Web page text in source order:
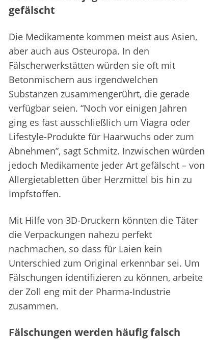
gefälscht
Die Medikamente kommen meist aus Asien,
aber auch aus Osteuropa. In den
Fälscherwerkstätten würden sie oft mit
Betonmischern aus irgendwelchen
Substanzen zusammengerührt, die gerade
verfügbar seien. “Noch vor einigen Jahren
ging es fast ausschließlich um Viagra oder
Lifestyle-Produkte für Haarwuchs oder zum
Abnehmen”, sagt Schmitz. Inzwischen würden
jedoch Medikamente jeder Art gefälscht – von
Allergietabletten über Herzmittel bis hin zu
Impfstoffen.
Mit Hilfe von 3D-Druckern könnten die Täter
die Verpackungen nahezu perfekt
nachmachen, so dass für Laien kein
Unterschied zum Original erkennbar sei. Um
Fälschungen identifizieren zu können, arbeite
der Zoll eng mit der Pharma-Industrie
zusammen.
Fälschungen werden häufig falsch